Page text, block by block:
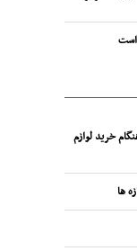
است
خرید لوازم
ها